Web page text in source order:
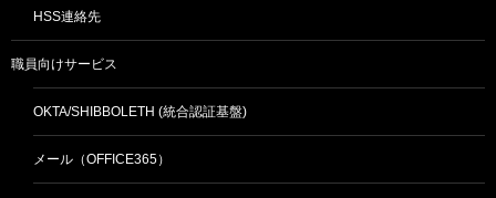
HSS連絡先
職員向けサービス
OKTA/SHIBBOLETH (統合認証基盤)
メール（OFFICE365）